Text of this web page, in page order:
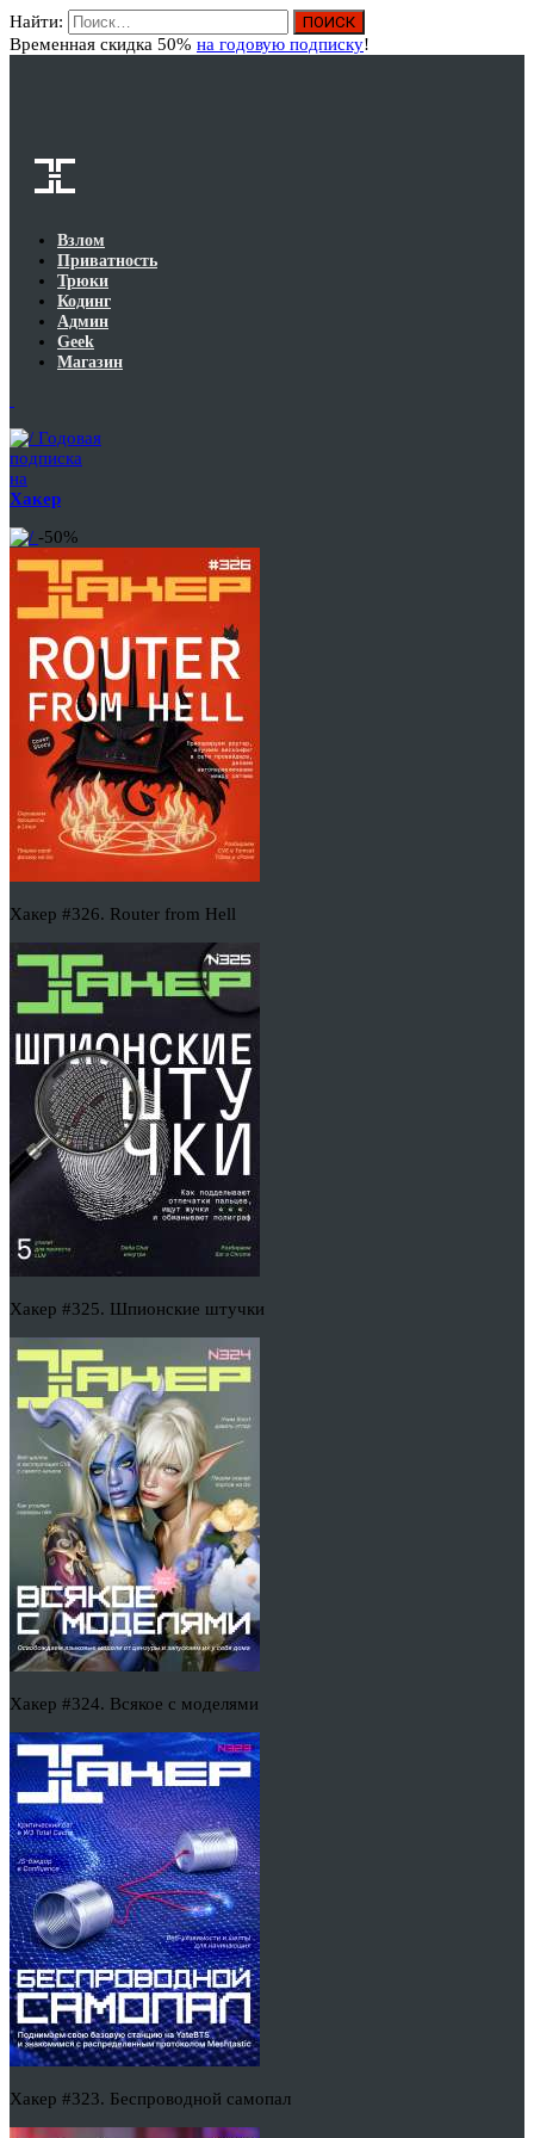
Найти:
Временная скидка 50% на годовую подписку!
Взлом
Приватность
Трюки
Кодинг
Админ
Geek
Магазин
Годовая
подписка
на
Хакер
-50%
Хакер #326. Router from Hell
Хакер #325. Шпионские штучки
Хакер #324. Всякое с моделями
Хакер #323. Беспроводной самопал